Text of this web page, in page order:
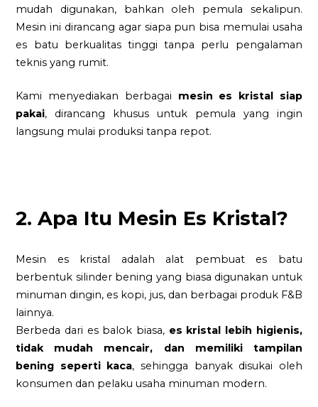
mudah digunakan, bahkan oleh pemula sekalipun.
Mesin ini dirancang agar siapa pun bisa memulai usaha
es batu berkualitas tinggi tanpa perlu pengalaman
teknis yang rumit.
Kami menyediakan berbagai mesin es kristal siap
pakai, dirancang khusus untuk pemula yang ingin
langsung mulai produksi tanpa repot.
2. Apa Itu Mesin Es Kristal?
Mesin es kristal adalah alat pembuat es batu
berbentuk silinder bening yang biasa digunakan untuk
minuman dingin, es kopi, jus, dan berbagai produk F&B
lainnya.
Berbeda dari es balok biasa, es kristal lebih higienis,
tidak mudah mencair, dan memiliki tampilan
bening seperti kaca, sehingga banyak disukai oleh
konsumen dan pelaku usaha minuman modern.